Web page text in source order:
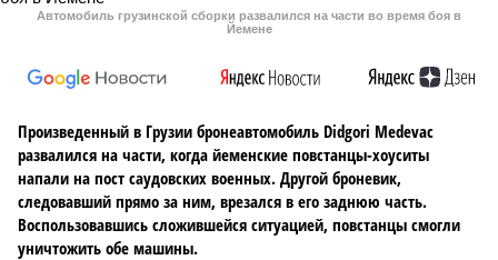
Автомобиль грузинской сборки развалился на части во время боя в
Йемене
Произведенный в Грузии бронеавтомобиль Didgori Medevac
развалился на части, когда йеменские повстанцы-хоуситы
напали на пост саудовских военных. Другой броневик,
следовавший прямо за ним, врезался в его заднюю часть.
Воспользовавшись сложившейся ситуацией, повстанцы смогли
уничтожить обе машины.